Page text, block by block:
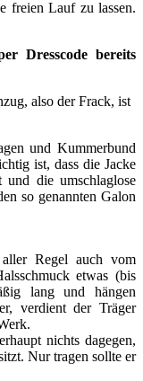
freien Lauf zu lassen.
Dresscode bereits
also der Frack, ist
und Kummerbund
ist, dass die Jacke
und die umschlaglose
so genannten Galon
Regel auch vom
etwas (bis
lang und hängen
verdient der Träger
nichts dagegen,
Nur tragen sollte er